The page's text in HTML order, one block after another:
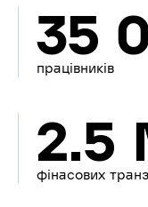
35
працівників
2.5
фінасових